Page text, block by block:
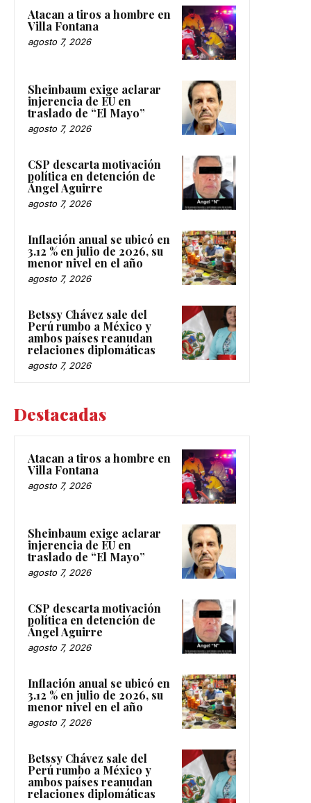
Atacan a tiros a hombre en
Villa Fontana
agosto 7, 2026
Sheinbaum exige aclarar
injerencia de EU en
traslado de “El Mayo”
agosto 7, 2026
CSP descarta motivación
política en detención de
Ángel Aguirre
agosto 7, 2026
Inflación anual se ubicó en
3.12 % en julio de 2026, su
menor nivel en el año
agosto 7, 2026
Betssy Chávez sale del
Perú rumbo a México y
ambos países reanudan
relaciones diplomáticas
agosto 7, 2026
Destacadas
Atacan a tiros a hombre en
Villa Fontana
agosto 7, 2026
Sheinbaum exige aclarar
injerencia de EU en
traslado de “El Mayo”
agosto 7, 2026
CSP descarta motivación
política en detención de
Ángel Aguirre
agosto 7, 2026
Inflación anual se ubicó en
3.12 % en julio de 2026, su
menor nivel en el año
agosto 7, 2026
Betssy Chávez sale del
Perú rumbo a México y
ambos países reanudan
relaciones diplomáticas